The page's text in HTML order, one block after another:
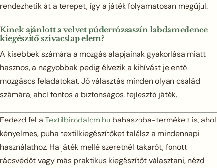
rendezhetik át a terepet, így a játék folyamatosan megújul.
Kinek ajánlott a velvet púderrózsaszín labdamedence
kiegészítő szivacslap elem?
A kisebbek számára a mozgás alapjainak gyakorlása miatt
hasznos, a nagyobbak pedig élvezik a kihívást jelentő
mozgásos feladatokat. Jó választás minden olyan család
számára, ahol fontos a biztonságos, fejlesztő játék.
Fedezd fel a Textilbirodalom.hu babaszoba-termékeit is, ahol
kényelmes, puha textilkiegészítőket találsz a mindennapi
használathoz. Ha játék mellé szeretnél takarót, fonott
rácsvédőt vagy más praktikus kiegészítőt választani, nézd